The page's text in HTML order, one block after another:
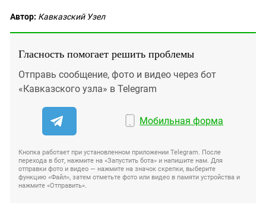
Автор: Кавказский Узел
Гласность помогает решить проблемы
Отправь сообщение, фото и видео через бот
«Кавказского узла» в Telegram
Мобильная форма
Кнопка работает при установленном приложении Telegram. После
перехода в бот, нажмите на «Запустить бота» и напишите нам. Для
отправки фото и видео — нажмите на значок скрепки, выберите
функцию «Файл», затем отметьте фото или видео в памяти устройства и
нажмите «Отправить».